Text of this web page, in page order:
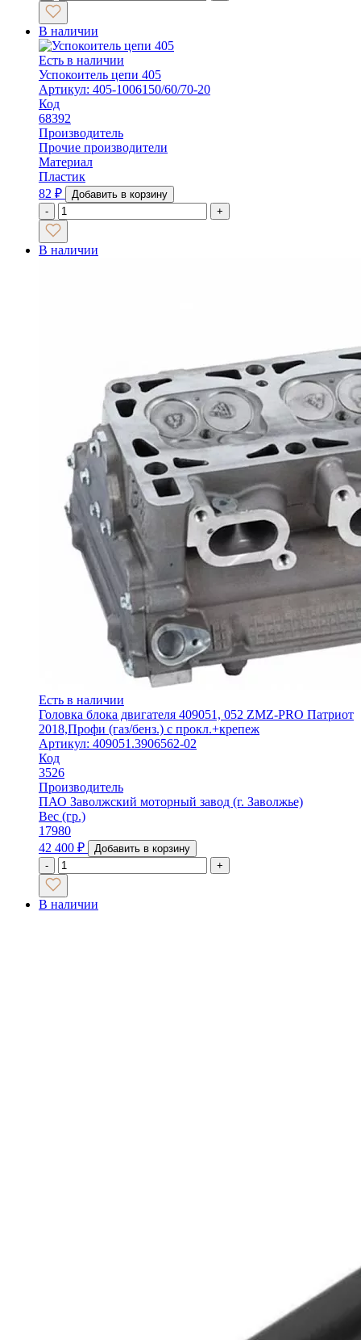
В наличии
Есть в наличии
Успокоитель цепи 405
Артикул: 405-1006150/60/70-20
Код
68392
Производитель
Прочие производители
Материал
Пластик
82 ₽
Добавить в корзину
-
+
В наличии
Есть в наличии
Головка блока двигателя 409051, 052 ZMZ-PRO Патриот
2018,Профи (газ/бенз.) с прокл.+крепеж
Артикул: 409051.3906562-02
Код
3526
Производитель
ПАО Заволжский моторный завод (г. Заволжье)
Вес (гр.)
17980
42 400 ₽
Добавить в корзину
-
+
В наличии